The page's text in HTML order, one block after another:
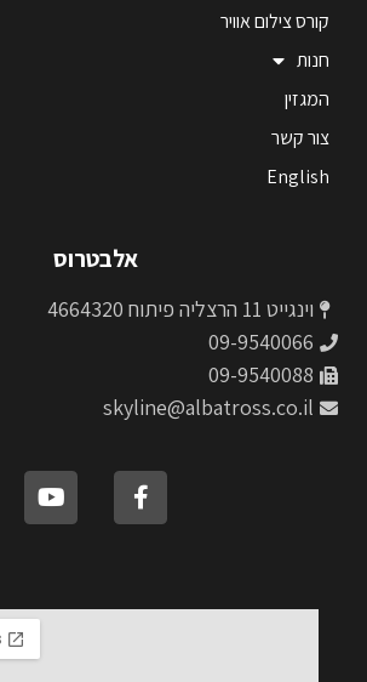
קורס צילום אוויר
חנות
המגזין
צור קשר
English
אלבטרוס
וינגייט 11 הרצליה פיתוח 4664320
09-9540066
09-9540088
skyline@albatross.co.il